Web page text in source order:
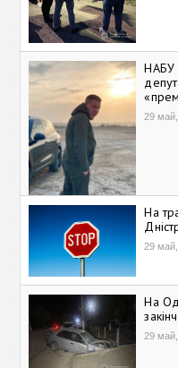
НАБУ
29 май,
На
29 май,
На
29